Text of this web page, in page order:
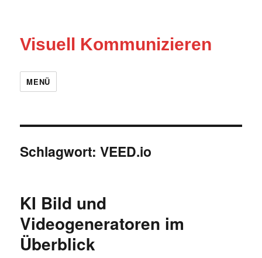
Visuell Kommunizieren
MENÜ
Schlagwort:VEED.io
KI Bild und
Videogeneratoren im
Überblick